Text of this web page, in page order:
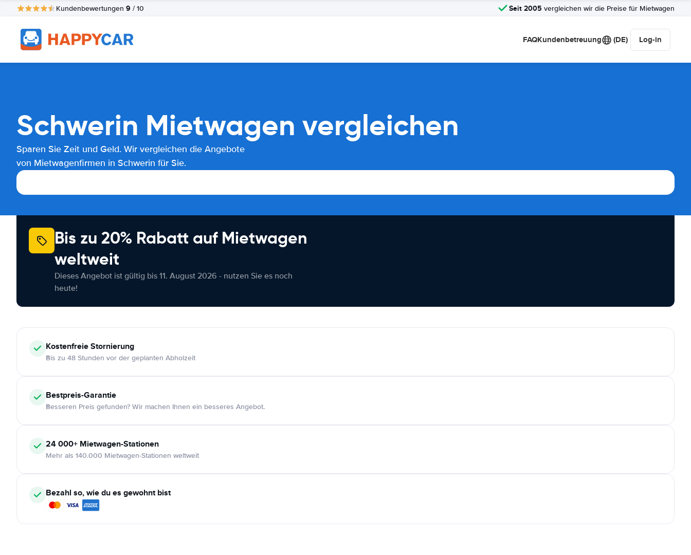
Kundenbewertungen 9 / 10 Seit 2005 vergleichen wir die Preise für Mietwagen
FAQKundenbetreuung (DE) Log-in
Schwerin Mietwagen vergleichen
Sparen Sie Zeit und Geld. Wir vergleichen die Angebote
von Mietwagenfirmen in Schwerin für Sie.
Bis zu 20% Rabatt auf Mietwagen
weltweit
Dieses Angebot ist gültig bis 11. August 2026 - nutzen Sie es noch
heute!
KostenfreieStornierung
Bis zu 48 Stunden vor der geplanten Abholzeit
Bestpreis-Garantie
Besseren Preis gefunden? Wir machen Ihnen ein besseres Angebot.
24 000+ Mietwagen-Stationen
Mehr als 140.000 Mietwagen-Stationen weltweit
Bezahl so, wie du es gewohnt bist